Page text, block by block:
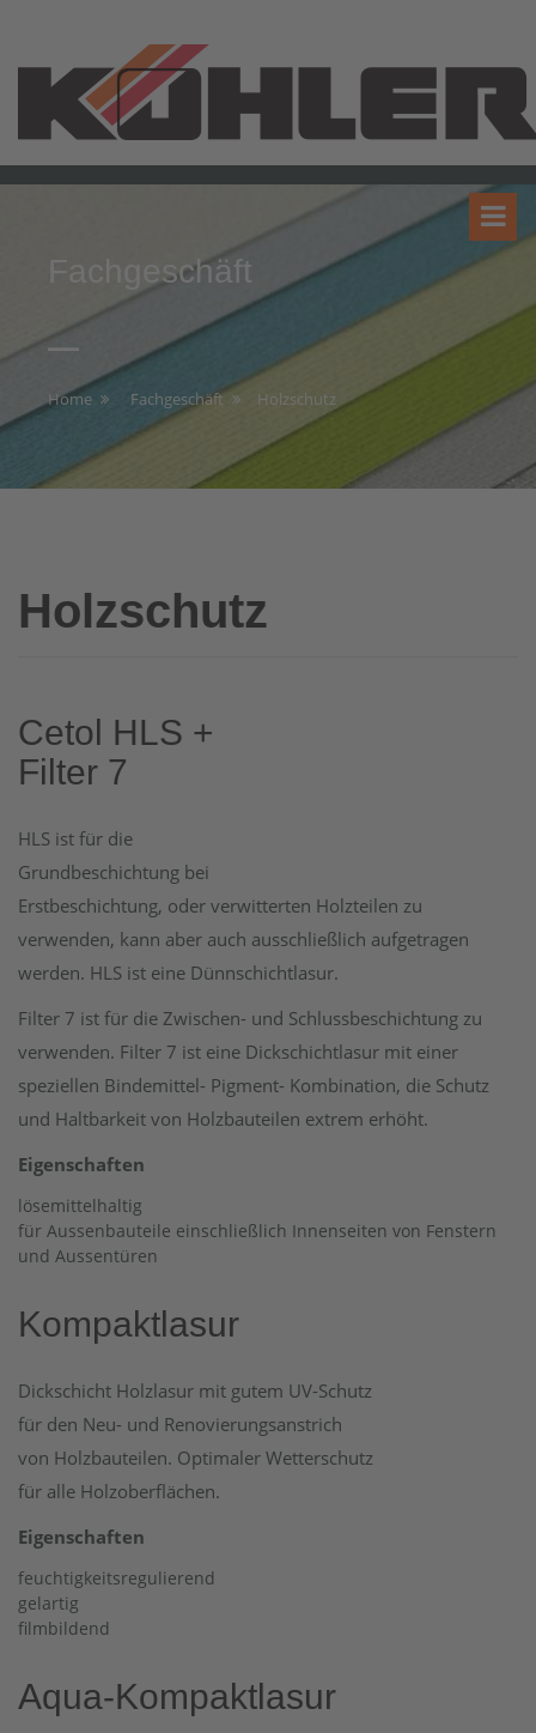
Fachgeschäft
Home Fachgeschäft Holzschutz
Holzschutz
Cetol HLS +
Filter 7
HLS ist für die
Grundbeschichtung bei
Erstbeschichtung, oder verwitterten Holzteilen zu
verwenden, kann aber auch ausschließlich aufgetragen
werden. HLS ist eine Dünnschichtlasur.
Filter 7 ist für die Zwischen- und Schlussbeschichtung zu
verwenden. Filter 7 ist eine Dickschichtlasur mit einer
speziellen Bindemittel- Pigment- Kombination, die Schutz
und Haltbarkeit von Holzbauteilen extrem erhöht.
Eigenschaften
lösemittelhaltig
für Aussenbauteile einschließlich Innenseiten von Fenstern
und Aussentüren
Kompaktlasur
Dickschicht Holzlasur mit gutem UV-Schutz
für den Neu- und Renovierungsanstrich
von Holzbauteilen. Optimaler Wetterschutz
für alle Holzoberflächen.
Eigenschaften
feuchtigkeitsregulierend
gelartig
filmbildend
Aqua-Kompaktlasur